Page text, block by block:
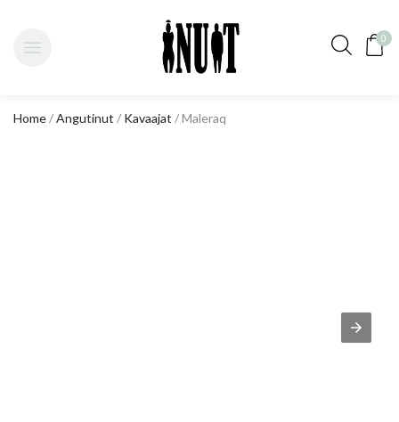
0
Home/Angutinut / Kavaajat / Maleraq